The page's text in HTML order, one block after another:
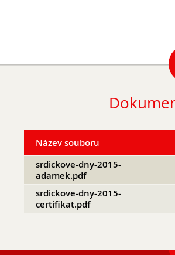
Opravné zkoušky a
Podzimní maturitní zkoušky
Pro
uchazeče
Název souboru
srdickove-dny-2015-
adamek.pdf
srdickove-dny-2015-
certifikat.pdf